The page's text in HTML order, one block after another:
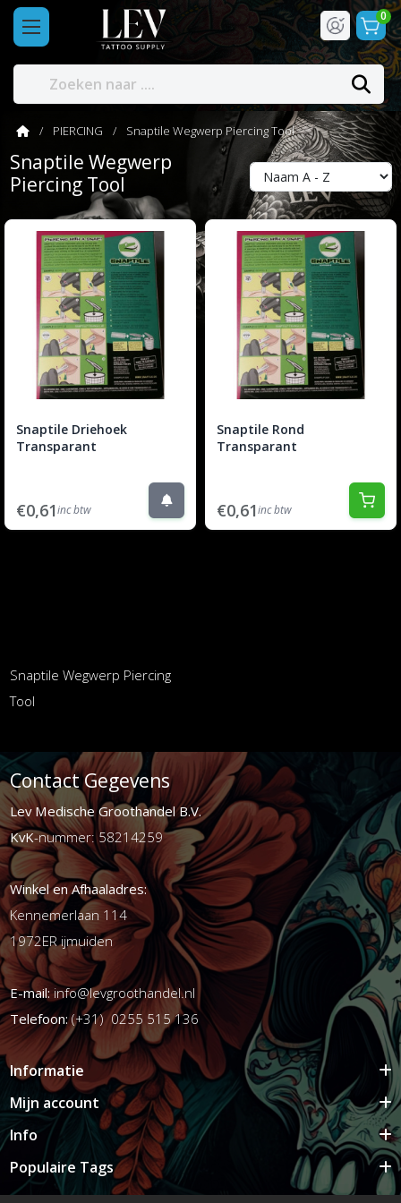
0
PIERCING Snaptile Wegwerp Piercing Tool
Snaptile Wegwerp
Piercing Tool
Snaptile Driehoek
Transparant
€0,61inc btw
Snaptile Rond
Transparant
€0,61inc btw
Snaptile Wegwerp Piercing
Tool
Contact Gegevens
Lev Medische Groothandel B.V.
KvK-nummer: 58214259
Winkel en Afhaaladres:
Kennemerlaan 114
1972ER ijmuiden
E-mail:info@levgroothandel.nl
Telefoon:(+31) 0255 515 136
Informatie
Mijn account
Info
Populaire Tags